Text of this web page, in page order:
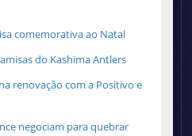
comemorativa ao Natal
do Kashima Antlers
renovação com a Positivo e
negociam para quebrar